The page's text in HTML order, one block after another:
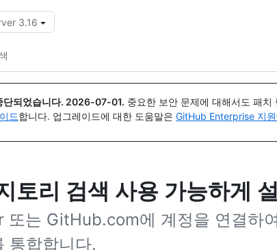
3.16
되었습니다. 2026-07-01. 중요한 보안 문제에 대해서도 패
드합니다. 업그레이드에 대한 도움말은 GitHub Enterprise 지
토리 검색 사용 가능하게
는 GitHub.com에 계정을 연결하
통합합니다.